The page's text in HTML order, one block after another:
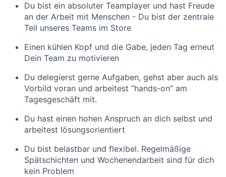
Du bist ein absoluter Teamplayer und hast Freude
an der Arbeit mit Menschen - Du bist der zentrale
Teil unseres Teams im Store
Einen kühlen Kopf und die Gabe, jeden Tag erneut
Dein Team zu motivieren
Du delegierst gerne Aufgaben, gehst aber auch als
Vorbild voran und arbeitest “hands-on” am
Tagesgeschäft mit.
Du hast einen hohen Anspruch an dich selbst und
arbeitest lösungsorientiert
Du bist belastbar und flexibel. Regelmäßige
Spätschichten und Wochenendarbeit sind für dich
kein Problem